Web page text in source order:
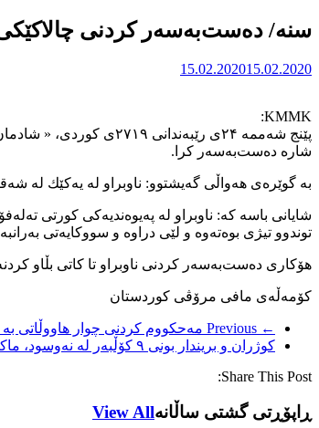
سنه‌/ ده‌ست‌به‌سه‌ر كردنی
15.02.202015.02.2020
KMMK:
پێنج شه‌ممه‌ ٢۴ی
شاره‌ ده‌ست‌به‌سه‌ر كرا.
به‌ گوێره‌ی هه‌واڵی گه‌یشتوو: ناوبراو له‌ یه‌كێك له‌
شایانی باسه‌ كه‌: ناوبراو له‌ په‌یوه‌ندیه‌كی كورتی
توندوو تیژی بوه‌ته‌وه‌ و لێی دراوه‌ و سووكایه‌تی
هۆكاری ده‌ست‌به‌سه‌ر كردنی ناوبراو تا كاتی بڵاو
كۆمه‌ڵه‌ی مافی مرۆڤی كوردستان
← Previous
مەحکووم کردنی چوار هاووڵاتی بە
كوژران و بریندار بونی ٩ كۆڵبه‌ر له‌ نه‌وسود، ماكۆ و پیرانشار
Share This Post:
ڕاپۆڕتی گشتی ساڵانهView All